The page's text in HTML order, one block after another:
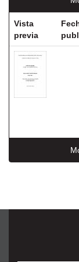
Vista
previa